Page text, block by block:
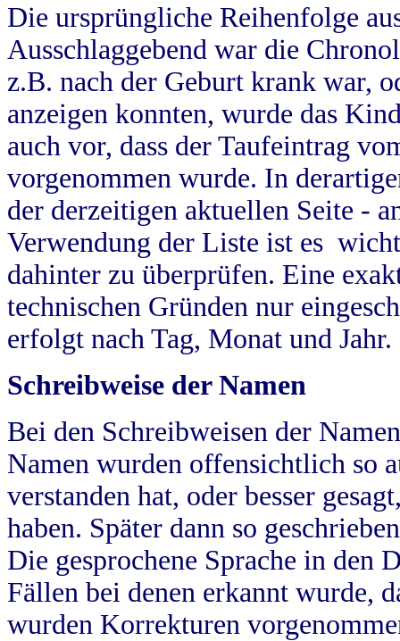
Die ursprüngliche Reihenfolge
Ausschlaggebend war die
z.B. nach der Geburt krank war,
anzeigen konnten, wurde das
auch vor, dass der Taufeintrag
vorgenommen wurde. In
der derzeitigen aktuellen Seite -
Verwendung der Liste ist es
dahinter zu überprüfen. Eine
technischen Gründen nur
erfolgt nach Tag, Monat und Jahr.
Schreibweise der Namen
Bei den Schreibweisen der
Namen wurden offensichtlich so
verstanden hat, oder besser
haben. Später dann so
Die gesprochene Sprache in
Fällen bei denen erkannt wurde,
wurden Korrekturen